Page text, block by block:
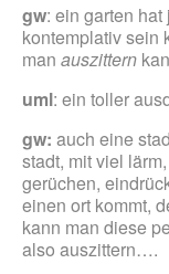
gw: ein garten
kontemplativ sein
man auszittern
uml: ein toller
gw: auch eine
stadt, mit viel
gerüchen,
einen ort kommt,
kann man diese
also auszittern….